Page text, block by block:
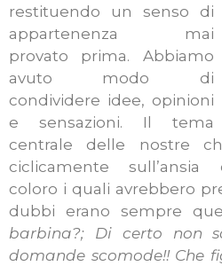
restituendo un senso di
appartenenza mai
provato prima. Abbiamo
avuto modo di
condividere idee, opinioni
e sensazioni. Il tema
centrale delle nostre
ciclicamente sull’ansia
coloro i quali avrebbero
dubbi erano sempre
barbina?; Di certo non
domande scomode!! Che